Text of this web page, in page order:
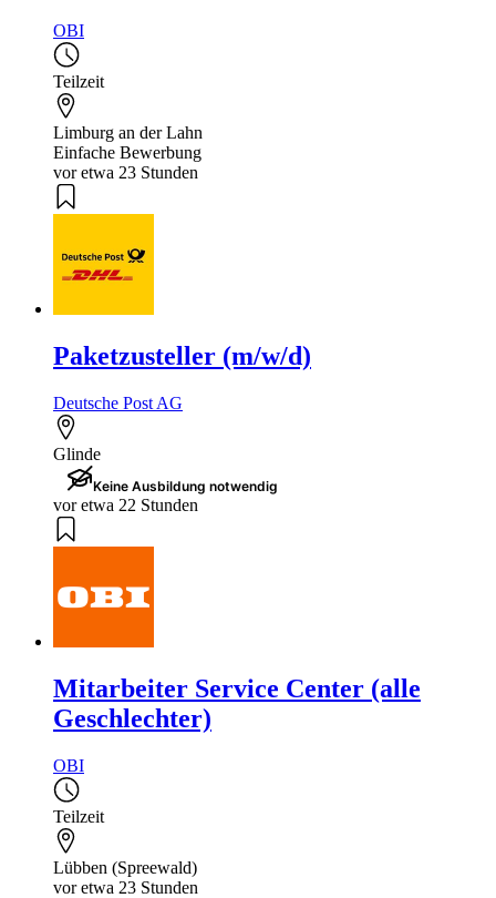
OBI
Teilzeit
Limburg an der Lahn
Einfache Bewerbung
vor etwa 23 Stunden
Paketzusteller (m/w/d)
Deutsche Post AG
Glinde
Keine Ausbildung notwendig
vor etwa 22 Stunden
Mitarbeiter Service Center (alle
Geschlechter)
OBI
Teilzeit
Lübben (Spreewald)
vor etwa 23 Stunden